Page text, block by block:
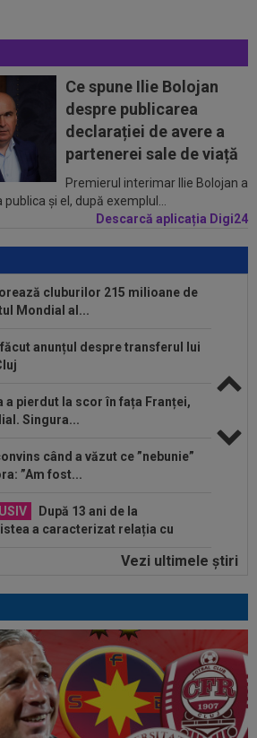
Ce spune Ilie Bolojan
despre publicarea
declarației de avere a
partenerei sale de viață
Premierul interimar Ilie Bolojan a
şi el, după exemplul...
Descarcă aplicația Digi24
”Am fost...
După 13 ani de la
a caracterizat relația cu
Craiova Live Video, joi, 6
1...
Becali a spus totul despre
la FCSB: ”A fost...
cluburilor 215 milioane de
Mondial al...
anunțul despre transferul lui
a pierdut la scor în fața Franței,
Singura...
când a văzut ce ”nebunie”
”Am fost...
După 13 ani de la
a caracterizat relația cu
Craiova Live Video, joi, 6
Becali a spus totul despre
la FCSB: ”A fost...
Diomande a semnat cu Real
uriașă
cluburilor 215 milioane de
Vezi ultimele ştiri